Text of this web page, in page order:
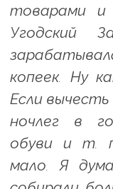
товарами и
Угодский
копеек. Ну
Если
ночлег в
обуви и т.
мало. Я